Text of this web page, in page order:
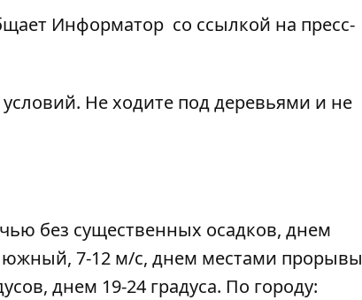
Информатор со ссылкой на пресс-
Не ходите под деревьями и не
без существенных осадков, днем
южный, 7-12 м/с, днем местами прорывы
днем 19-24 градуса. По городу: